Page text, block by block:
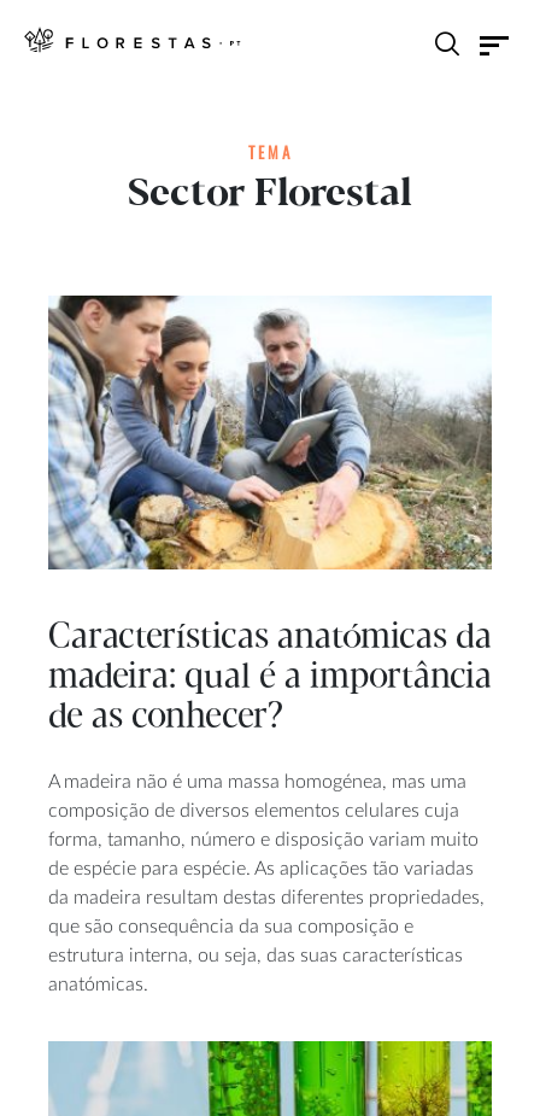
TEMA
Sector Florestal
Características anatómicas da
madeira: qual é a importância
de as conhecer?
A madeira não é uma massa homogénea, mas uma
composição de diversos elementos celulares cuja
forma, tamanho, número e disposição variam muito
de espécie para espécie. As aplicações tão variadas
da madeira resultam destas diferentes propriedades,
que são consequência da sua composição e
estrutura interna, ou seja, das suas características
anatómicas.